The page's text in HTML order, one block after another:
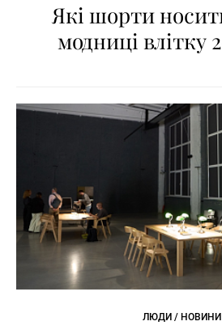
Які шорти
модниці влітку
ЛЮДИ / НОВИНИ